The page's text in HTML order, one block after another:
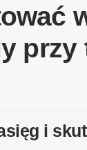
przy
i